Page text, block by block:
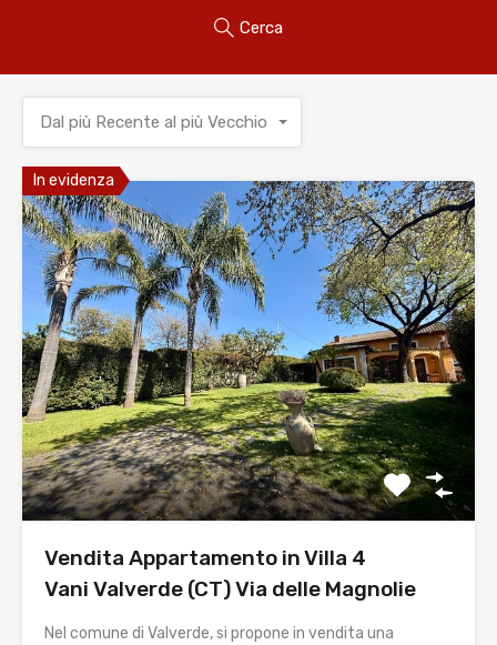
Cerca
Dal più Recente al più Vecchio
In evidenza
Vendita Appartamento in Villa 4
Vani Valverde (CT) Via delle Magnolie
Nel comune di Valverde, si propone in vendita una